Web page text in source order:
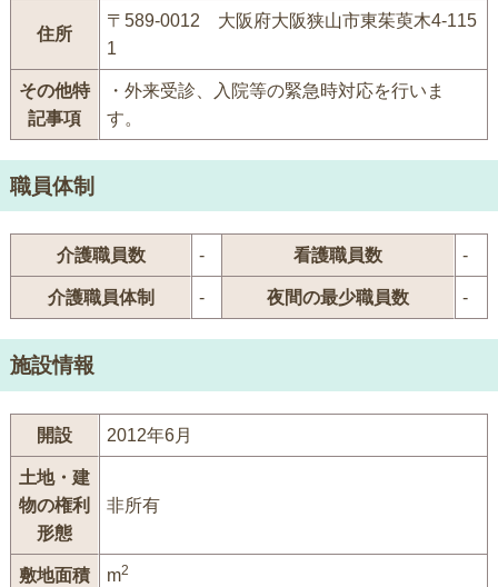
住所
〒589-0012 大阪府大阪狭山市東茱萸木4-115
1
その他特
記事項
・外来受診、入院等の緊急時対応を行いま
す。
職員体制
介護職員数 - 看護職員数 -
介護職員体制 - 夜間の最少職員数 -
施設情報
開設 2012年6月
土地・建
物の権利
形態
非所有
敷地面積 m2